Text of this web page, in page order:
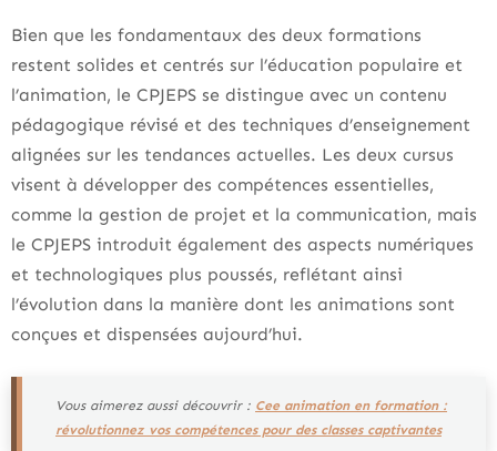
Bien que les fondamentaux des deux formations
restent solides et centrés sur l’éducation populaire et
l’animation, le CPJEPS se distingue avec un contenu
pédagogique révisé et des techniques d’enseignement
alignées sur les tendances actuelles. Les deux cursus
visent à développer des compétences essentielles,
comme la gestion de projet et la communication, mais
le CPJEPS introduit également des aspects numériques
et technologiques plus poussés, reflétant ainsi
l’évolution dans la manière dont les animations sont
conçues et dispensées aujourd’hui.
Vous aimerez aussi découvrir : Cee animation en formation :
révolutionnez vos compétences pour des classes captivantes